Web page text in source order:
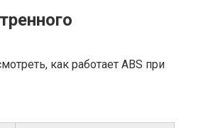
как работает ABS при